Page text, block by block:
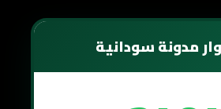
مدونة سودانية